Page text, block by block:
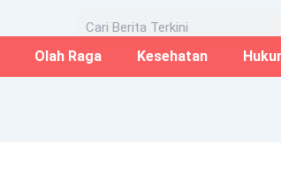
Olah Raga Kesehatan